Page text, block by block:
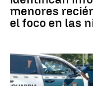
menores
el foco en las